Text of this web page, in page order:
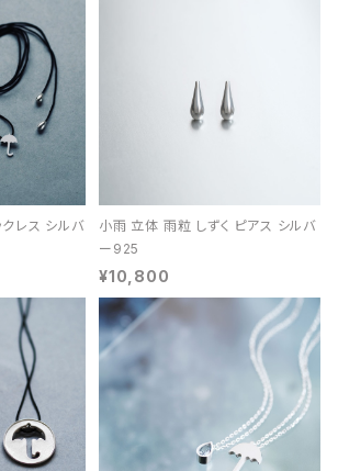
レス シルバ
小雨 立体 雨粒 しずく ピアス シルバ
ー925
¥10,800